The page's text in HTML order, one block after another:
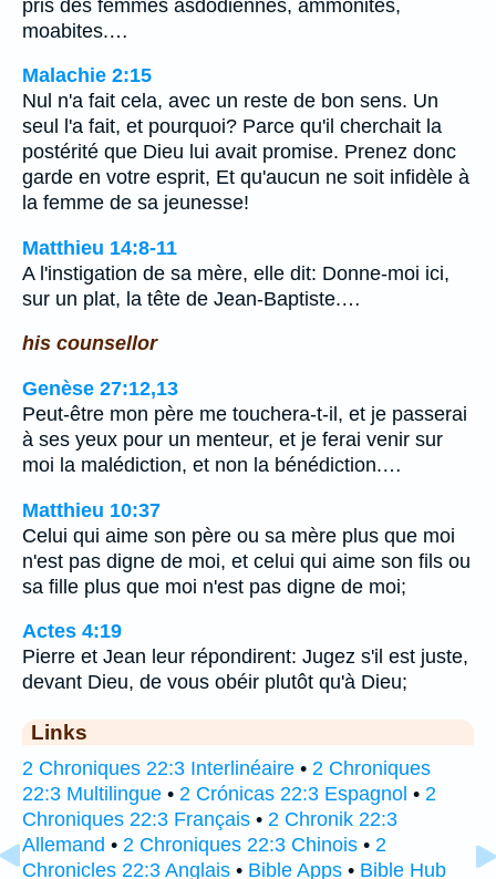
pris des femmes asdodiennes, ammonites,
moabites.…
Malachie 2:15
Nul n'a fait cela, avec un reste de bon sens. Un
seul l'a fait, et pourquoi? Parce qu'il cherchait la
postérité que Dieu lui avait promise. Prenez donc
garde en votre esprit, Et qu'aucun ne soit infidèle à
la femme de sa jeunesse!
Matthieu 14:8-11
A l'instigation de sa mère, elle dit: Donne-moi ici,
sur un plat, la tête de Jean-Baptiste.…
his counsellor
Genèse 27:12,13
Peut-être mon père me touchera-t-il, et je passerai
à ses yeux pour un menteur, et je ferai venir sur
moi la malédiction, et non la bénédiction.…
Matthieu 10:37
Celui qui aime son père ou sa mère plus que moi
n'est pas digne de moi, et celui qui aime son fils ou
sa fille plus que moi n'est pas digne de moi;
Actes 4:19
Pierre et Jean leur répondirent: Jugez s'il est juste,
devant Dieu, de vous obéir plutôt qu'à Dieu;
Links
2 Chroniques 22:3 Interlinéaire • 2 Chroniques
22:3 Multilingue • 2 Crónicas 22:3 Espagnol • 2
Chroniques 22:3 Français • 2 Chronik 22:3
Allemand • 2 Chroniques 22:3 Chinois • 2
Chronicles 22:3 Anglais • Bible Apps • Bible Hub